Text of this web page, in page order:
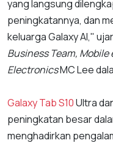
yang langsung
peningkatannya, dan
keluarga Galaxy AI," ujar
Business Team,
ElectronicsMC Lee
Galaxy Tab S10Ultra
peningkatan besar
menghadirkan